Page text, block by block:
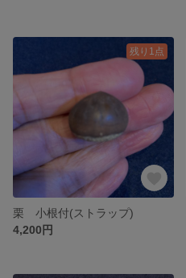
残り1点
栗 小根付(ストラップ)
4,200円